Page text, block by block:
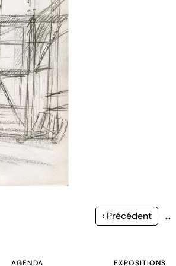
Page
‹ Précédent …
AGENDA EXPOSITIONS